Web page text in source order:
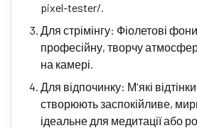
pixel-tester/.
Для стрімінгу: Фіолетові
професійну, творчу
на камері.
Для відпочинку: М'які
створюють заспокійливе,
ідеальне для медитації або